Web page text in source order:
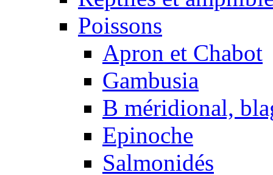
Poissons
Apron et Chabot
Gambusia
B méridional,
Epinoche
Salmonidés